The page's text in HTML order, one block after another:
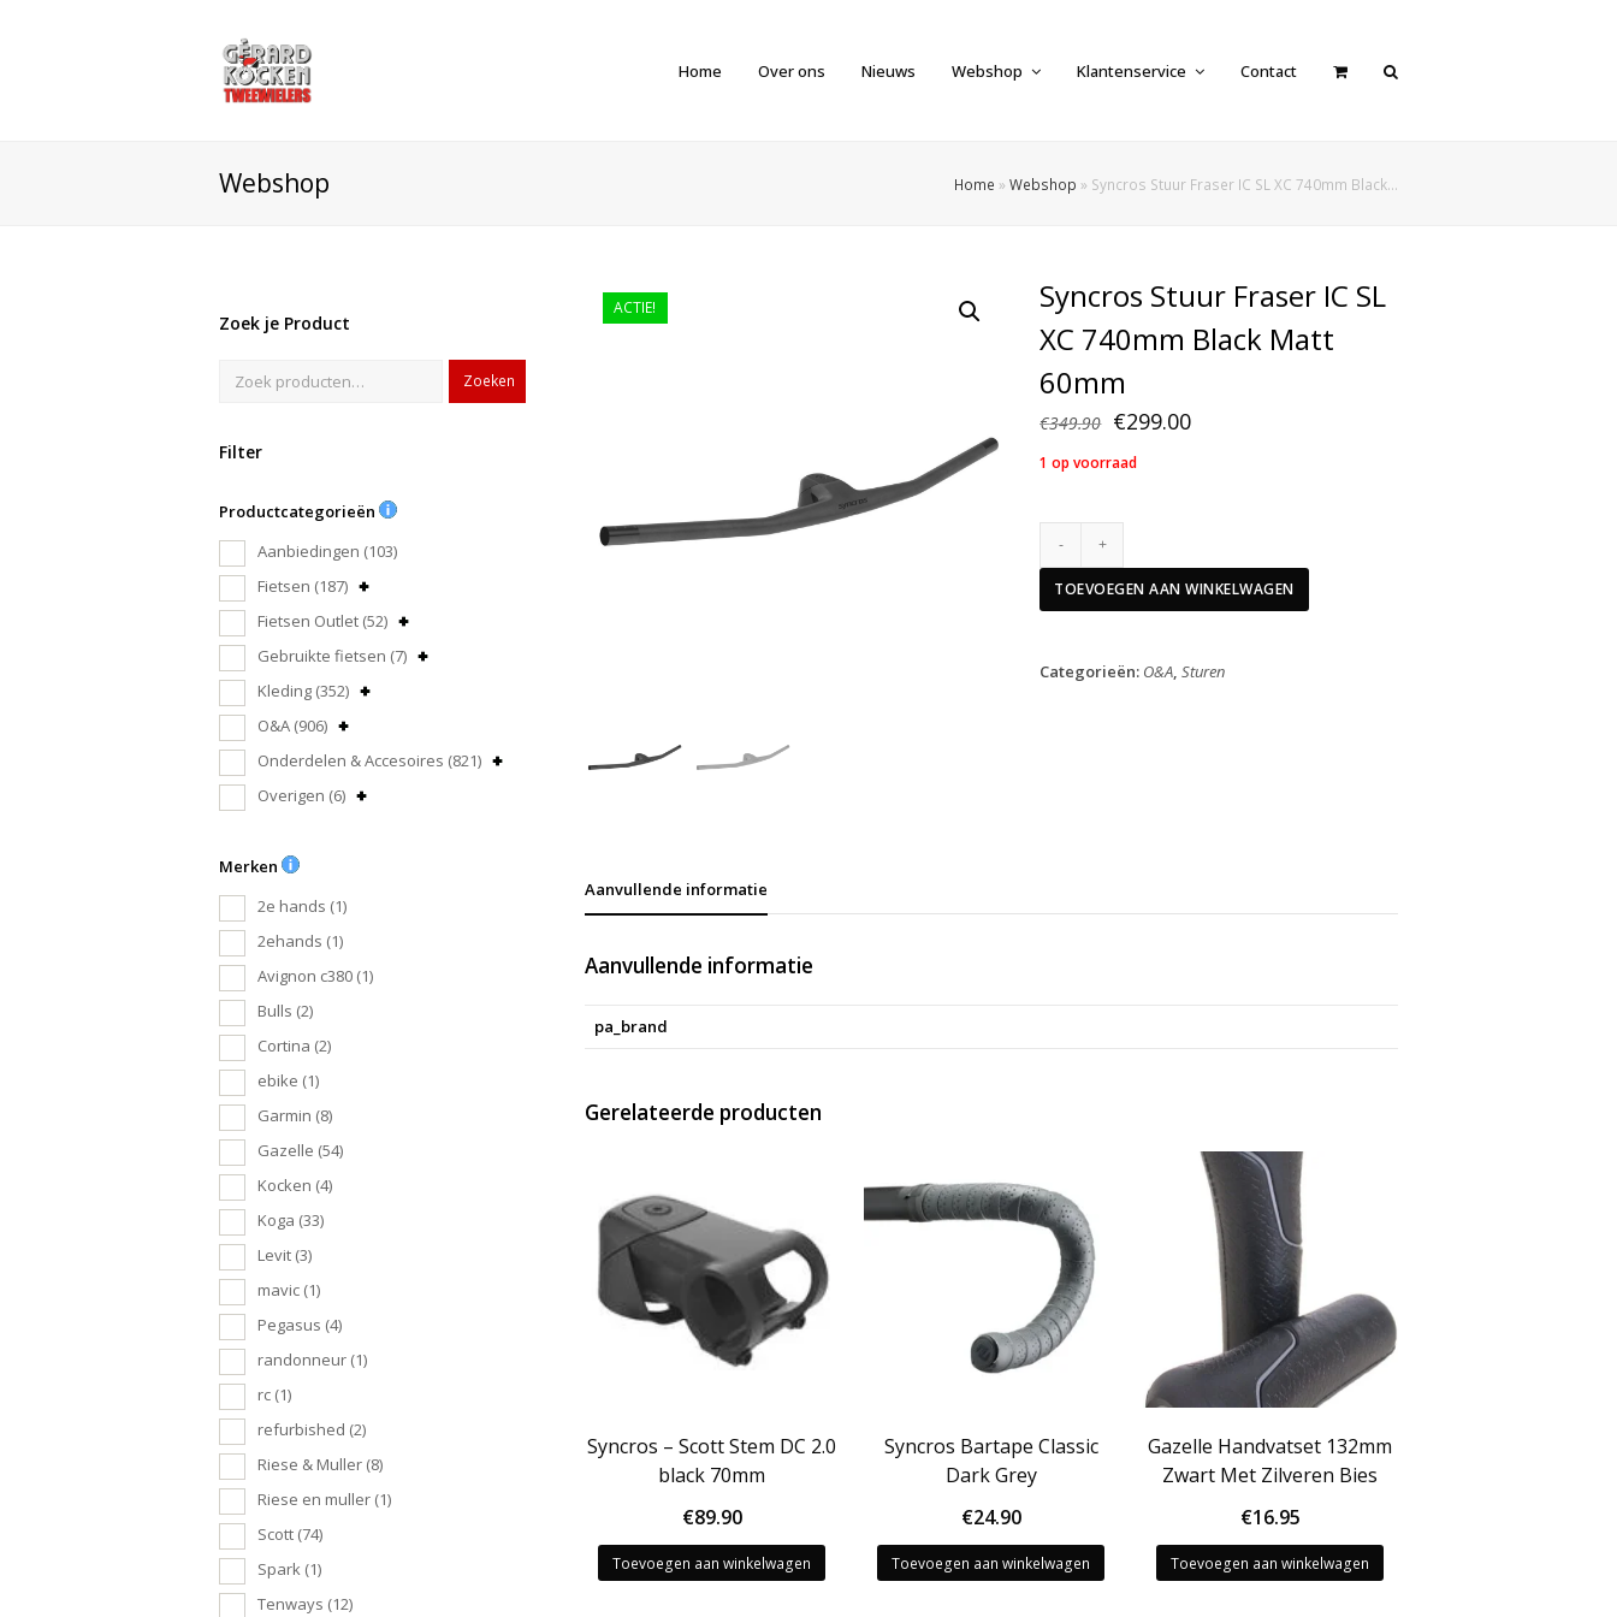
Home Over ons Nieuws Webshop Klantenservice Contact
Webshop Home » Webshop » Syncros Stuur Fraser IC SL XC 740mm Black…
Zoek je Product
Zoeken
Filter
Productcategorieën
Aanbiedingen (103)
Fietsen (187)
Fietsen Outlet (52)
Gebruikte fietsen (7)
Kleding (352)
O&A (906)
Onderdelen & Accesoires (821)
Overigen (6)
Merken
2e hands (1)
2ehands (1)
Avignon c380 (1)
Bulls (2)
Cortina (2)
ebike (1)
Garmin (8)
Gazelle (54)
Kocken (4)
Koga (33)
Levit (3)
mavic (1)
Pegasus (4)
randonneur (1)
rc (1)
refurbished (2)
Riese & Muller (8)
Riese en muller (1)
Scott (74)
Spark (1)
Tenways (12)
ACTIE!
Syncros Stuur Fraser IC SL
XC 740mm Black Matt
60mm
€349.90 Oorspronkelijke
prijs
€349.90.
€299.00Huidige
1 op voorraad
Fraser
IC
740mm
TOEVOEGEN AAN WINKELWAGEN
Categorieën: O&A,Sturen
Aanvullende informatie
Aanvullende informatie
pa_brand
Gerelateerde producten
Syncros – Scott Stem DC 2.0
black 70mm
€89.90
Toevoegen aan winkelwagen
Syncros Bartape Classic
Dark Grey
€24.90
Toevoegen aan winkelwagen
Gazelle Handvatset 132mm
Zwart Met Zilveren Bies
€16.95
Toevoegen aan winkelwagen